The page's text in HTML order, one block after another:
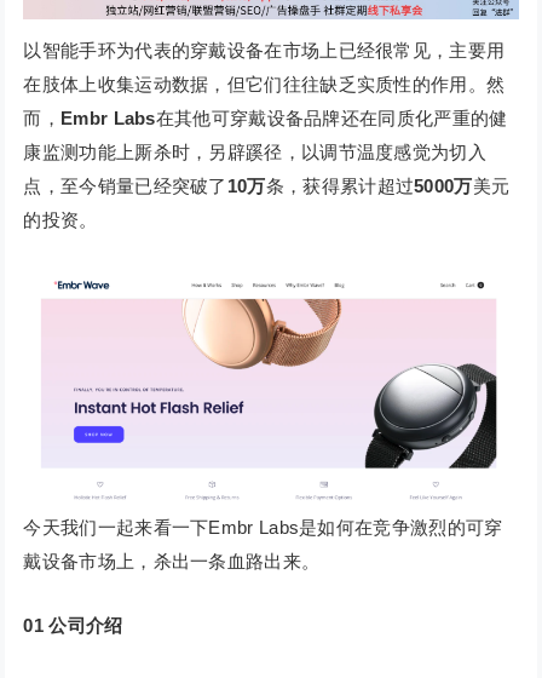
以智能手环为代表的穿戴设备在市场上已经很常见，主要用
在肢体上收集运动数据，但它们往往缺乏实质性的作用。然
而， Embr Labs在其他可穿戴设备品牌还在同质化严重的健
康监测功能上厮杀时，另辟蹊径，以调节温度感觉为切入
点，至今销量已经突破了 10万条，获得累计超过5000万美元
的投资。
今天我们一起来看一下Embr Labs是如何在竞争激烈的可穿
戴设备市场上，杀出一条血路出来。
01 公司介绍